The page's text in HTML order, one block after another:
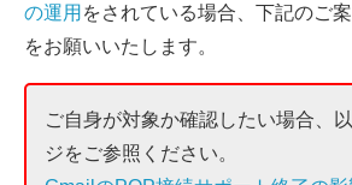
の運用 をされている場合、下記のご
をお願いいたします。
ご自身が対象か確認したい場合、
ジをご参照ください。